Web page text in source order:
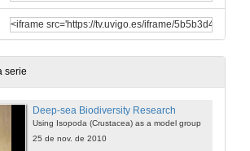
serie
Deep-sea Biodiversity Research
Using Isopoda (Crustacea) as a model group
25 de nov. de 2010